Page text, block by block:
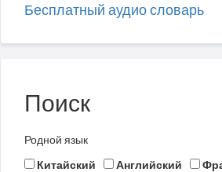
Бесплатный аудио словарь
Поиск
Родной язык
Китайский
Английский